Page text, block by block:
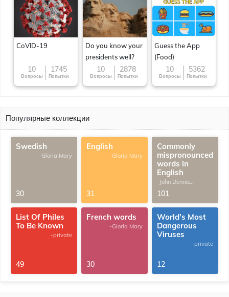
CoVID-19
10
Вопросы
1745
Попытки
Do you know your
presidents well?
10
Вопросы
2878
Попытки
Guess the App
(Food)
10
Вопросы
5362
Попытки
Популярные коллекции
Swedish
-Gloria Mary
30
English
-Gloria Mary
31
Commonly
mispronounced
words in
English
-John Dennis
101
List Of Philes
To Be Known
-private
49
French words
-Gloria Mary
30
World's Most
Dangerous
Viruses
-private
12